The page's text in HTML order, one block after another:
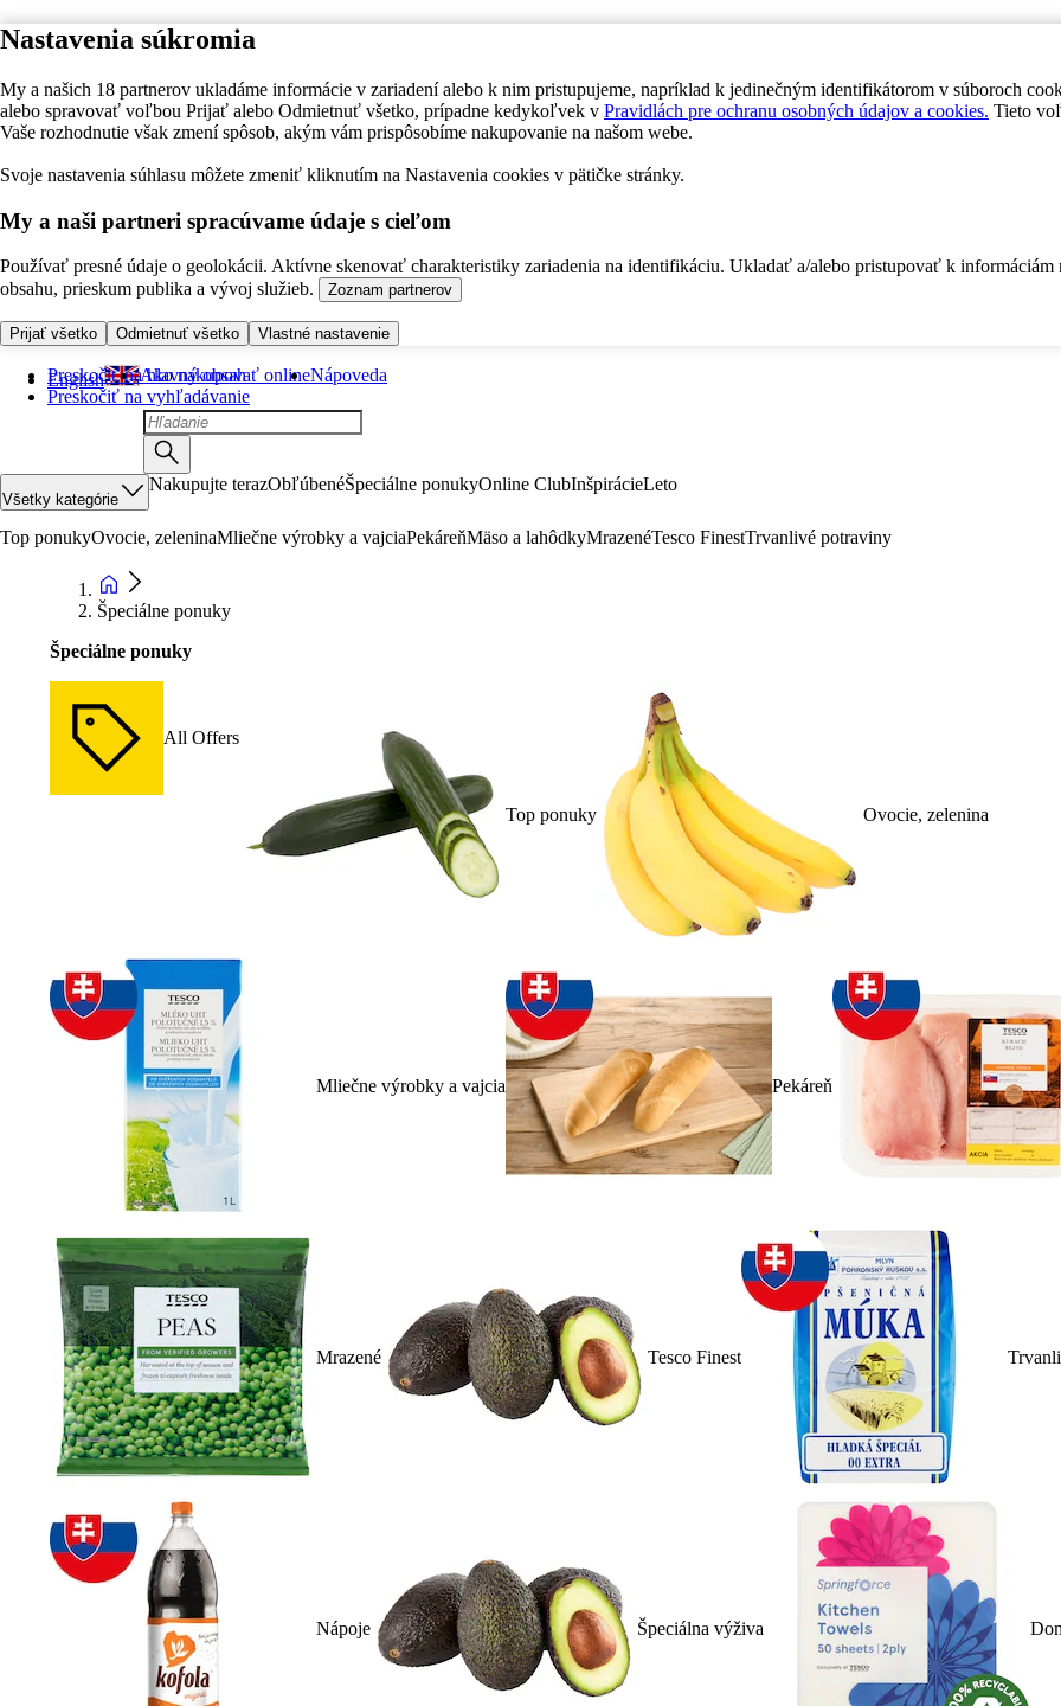
Nastavenia súkromia
My a našich 18 partnerov ukladáme informácie v zariadení alebo k nim pristupujeme, napríklad k jedinečným identifikátorom v súboroch
alebo spravovať voľbou Prijať alebo Odmietnuť všetko, prípadne kedykoľvek v Pravidlách pre ochranu osobných údajov a cookies. Tieto
Vaše rozhodnutie však zmení spôsob, akým vám prispôsobíme nakupovanie na našom webe.
Svoje nastavenia súhlasu môžete zmeniť kliknutím na Nastavenia cookies v pätičke stránky.
My a naši partneri spracúvame údaje s cieľom
Používať presné údaje o geolokácii. Aktívne skenovať charakteristiky zariadenia na identifikáciu. Ukladať a/alebo pristupovať k informáciám
obsahu, prieskum publika a vývoj služieb.
Zoznam partnerov
Prijať všetko Odmietnuť všetko Vlastné nastavenie
Preskočiť na hlavný obsah
Preskočiť na vyhľadávanie
English Ako nakupovať onlineNápoveda
Všetky kategórie
Nakupujte terazObľúbenéŠpeciálne ponukyOnline ClubInšpirácieLeto
Top ponukyOvocie, zeleninaMliečne výrobky a vajciaPekáreňMäso a lahôdkyMrazenéTesco FinestTrvanlivé potraviny
Špeciálne ponuky
Špeciálne ponuky
All Offers
Top ponuky Ovocie, zelenina
Mliečne výrobky a vajcia Pekáreň
Mrazené Tesco Finest
Nápoje Špeciálna výživa